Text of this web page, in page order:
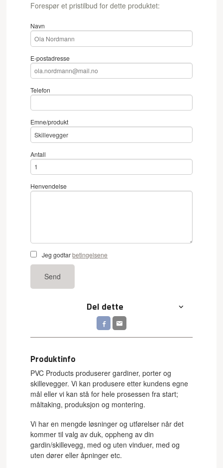
Forespør et pristilbud for dette produktet:
Navn
E-postadresse
Telefon
Emne/produkt
Antall
Henvendelse
Jeg godtarbetingelsene
Send
Del dette
Produktinfo
PVC Products produserer gardiner, porter og
skillevegger. Vi kan produsere etter kundens egne
mål eller vi kan stå for hele prosessen fra start;
måltaking, produksjon og montering.
Vi har en mengde løsninger og utførelser når det
kommer til valg av duk, oppheng av din
gardin/skillevegg, med og uten vinduer, med og
uten dører eller åpninger etc.